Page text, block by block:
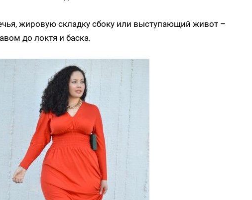
жировую складку сбоку или выступающий живот –
до локтя и баска.